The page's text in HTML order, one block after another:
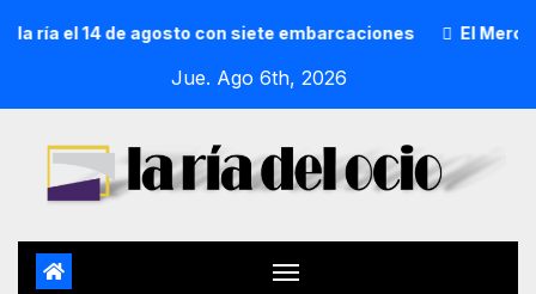
el 14 de agosto con siete embarcaciones El Mercado
Jue. Ago 6th, 2026